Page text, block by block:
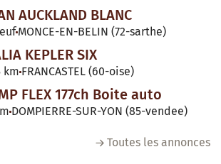
AUCKLAND BLANC
MONCE-EN-BELIN (72-sarthe)
KEPLER SIX
km FRANCASTEL (60-oise)
FLEX 177ch Boite auto
DOMPIERRE-SUR-YON (85-vendee)
Toutes les annonces